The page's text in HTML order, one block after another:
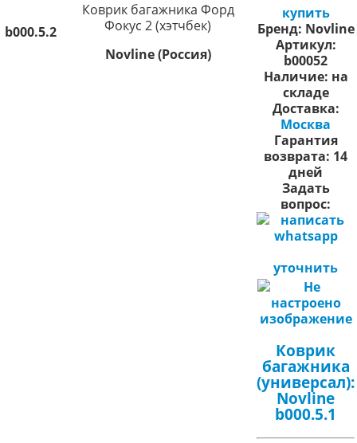
b000.5.2
Коврик багажника Форд
Фокус 2 (хэтчбек)
Novline (Россия)
купить
Бренд: Novline
Артикул:
b00052
Наличие: на
складе
Доставка:
Москва
Гарантия
возврата: 14
дней
Задать
вопрос:
уточнить
Коврик
багажника
(универсал):
Novline
b000.5.1